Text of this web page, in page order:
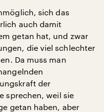
sich das
auch damit
getan hat, und zwar
die viel schlechter
Da muss man
der
sprechen, weil sie
getan haben, aber